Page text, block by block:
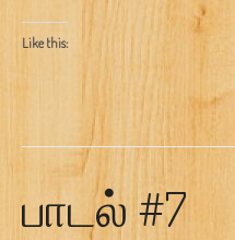
Like this:
பாடல் #7